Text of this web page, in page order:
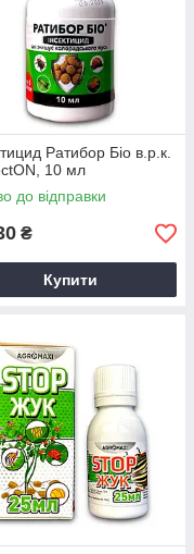
Ратибор Біо в.р.к.
10 мл
до відправки
₴
Купити